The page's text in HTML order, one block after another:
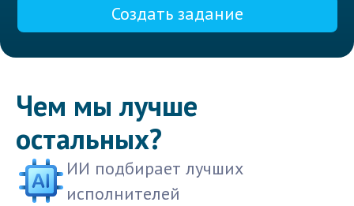
Создать задание
Чем мы лучше
остальных?
ИИ подбирает лучших
исполнителей